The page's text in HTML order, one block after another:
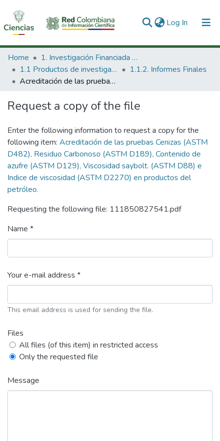
Log In (current)
Communities & Collections
All of DSpace
Home
1. Investigación Financiada con Recursos Públicos
1.1 Productos de investigación
1.1.2. Informes Finales
Acreditación de las pruebas Cenizas (ASTM D482), Residuo Carbonoso (ASTM D189), Contenido de azufre (ASTM D129), Viscosidad saybolt. (ASTM D88) e Indice de viscosidad (ASTM D2270) en productos del petróleo.
Request a copy of the file
Enter the following information to request a copy for the
following item: Acreditación de las pruebas Cenizas (ASTM
D482), Residuo Carbonoso (ASTM D189), Contenido de
azufre (ASTM D129), Viscosidad saybolt. (ASTM D88) e
Indice de viscosidad (ASTM D2270) en productos del
petróleo.
Requesting the following file: 111850827541.pdf
Name *
Your e-mail address *
This email address is used for sending the file.
Files
All files (of this item) in restricted access
Only the requested file
Message